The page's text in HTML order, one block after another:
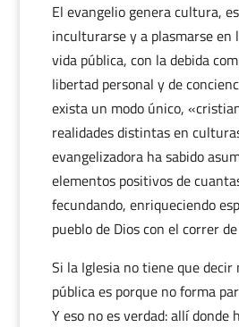
El evangelio genera cultura,
inculturarse y a plasmarse en
vida pública, con la debida
libertad personal y de
exista un modo único,
realidades distintas en
evangelizadora ha sabido
elementos positivos de
fecundando, enriqueciendo
pueblo de Dios con el correr
Si la Iglesia no tiene que decir
pública es porque no forma
Y eso no es verdad: allí donde